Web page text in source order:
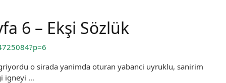
6 – Ekşi Sözlük
o sirada yanimda oturan yabanci uyruklu, sanirim
igneyi …